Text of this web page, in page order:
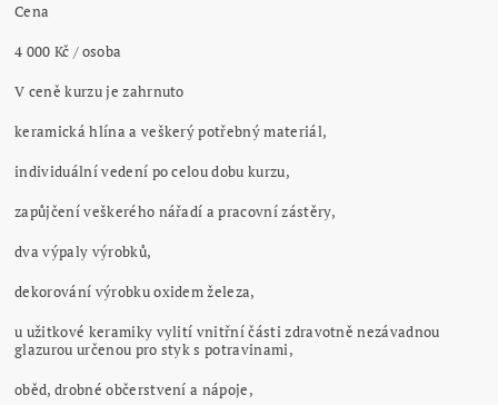
Cena
4 000 Kč / osoba
V ceně kurzu je zahrnuto
keramická hlína a veškerý potřebný materiál,
individuální vedení po celou dobu kurzu,
zapůjčení veškerého nářadí a pracovní zástěry,
dva výpaly výrobků,
dekorování výrobku oxidem železa,
u užitkové keramiky vylití vnitřní části zdravotně nezávadnou
glazurou určenou pro styk s potravinami,
oběd, drobné občerstvení a nápoje,